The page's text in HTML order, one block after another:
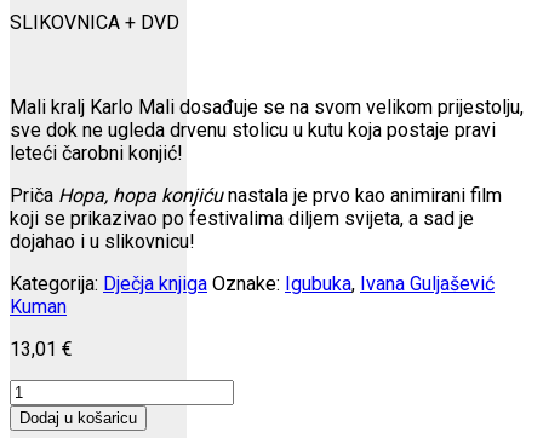
SLIKOVNICA + DVD
Mali kralj Karlo Mali dosađuje se na svom velikom prijestolju,
sve dok ne ugleda drvenu stolicu u kutu koja postaje pravi
leteći čarobni konjić!
Priča Hopa, hopa konjićunastala je prvo kao animirani film
koji se prikazivao po festivalima diljem svijeta, a sad je
dojahao i u slikovnicu!
Kategorija: Dječja knjiga Oznake: Igubuka, Ivana Guljašević
Kuman
13,01 €
Hopa,
hopa
Dodaj u košaricu